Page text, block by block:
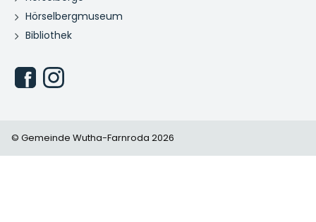
Hörselbergmuseum
Bibliothek
© Gemeinde Wutha-Farnroda 2026